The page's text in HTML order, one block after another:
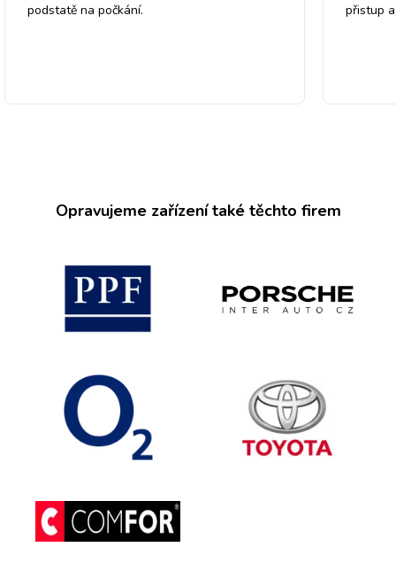
podstatě na počkání. přistup
Opravujeme zařízení také těchto firem